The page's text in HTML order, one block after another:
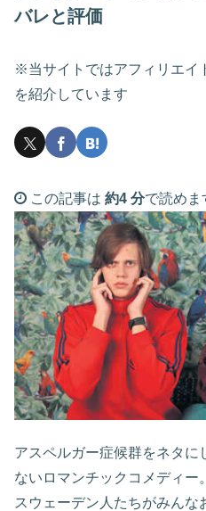
バレと評価
※当サイトではアフィリエイ
を紹介しています
この記事は 約4 分で読めま
アスペルガー症候群をネタに
ないロマンチックコメディ
スウェーデン人たちがみんな